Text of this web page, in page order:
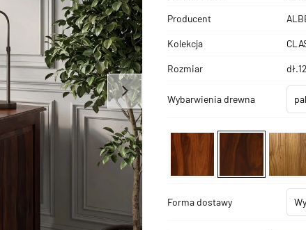
Producent
Kolekcja
Rozmiar
Wybarwienia drewna
Forma dostawy